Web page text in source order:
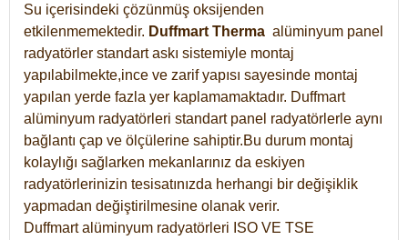
Su içerisindeki çözünmüş oksijenden
etkilenmemektedir. Duffmart Therma alüminyum panel
radyatörler standart askı sistemiyle montaj
yapılabilmekte,ince ve zarif yapısı sayesinde montaj
yapılan yerde fazla yer kaplamamaktadır. Duffmart
alüminyum radyatörleri standart panel radyatörlerle aynı
bağlantı çap ve ölçülerine sahiptir.Bu durum montaj
kolaylığı sağlarken mekanlarınız da eskiyen
radyatörlerinizin tesisatınızda herhangi bir değişiklik
yapmadan değiştirilmesine olanak verir.
Duffmart alüminyum radyatörleri ISO VE TSE